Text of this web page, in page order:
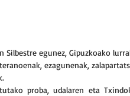
Silbestre egunez, Gipuzkoako
ezagunenak,
proba, udalaren eta